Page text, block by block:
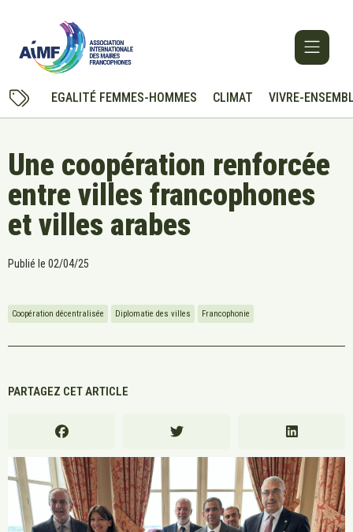
EGALITÉ FEMMES-HOMMES CLIMAT VIVRE-
Une coopération renforcée
entre villes francophones
et villes arabes
Publié le 02/04/25
Coopération décentralisée Diplomatie des villes Francophonie
PARTAGEZ CET ARTICLE